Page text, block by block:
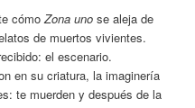
cómoZona uno se aleja de
de muertos vivientes.
el escenario.
en su criatura, la imaginería
te muerden y después de la